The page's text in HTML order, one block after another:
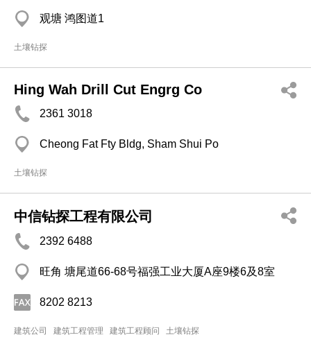
观塘 鸿图道1
土壤钻探
Hing Wah Drill Cut Engrg Co
2361 3018
Cheong Fat Fty Bldg, Sham Shui Po
土壤钻探
中信钻探工程有限公司
2392 6488
旺角 塘尾道66-68号福强工业大厦A座9楼6及8室
8202 8213
建筑公司 建筑工程管理 建筑工程顾问 土壤钻探